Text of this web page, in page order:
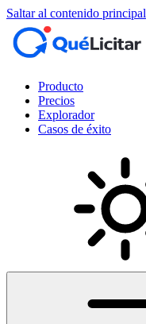
Saltar al contenido principal
Producto
Precios
Explorador
Casos de éxito